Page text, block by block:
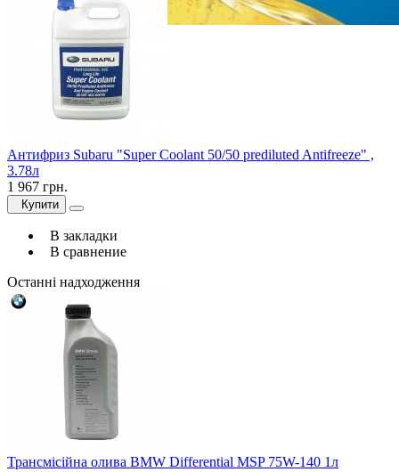
Антифриз Subaru "Super Coolant 50/50 prediluted Antifreeze" ,
3.78л
1 967 грн.
Купити
В закладки
В сравнение
Останні надходження
Трансмісійна олива BMW Differential MSP 75W-140 1л